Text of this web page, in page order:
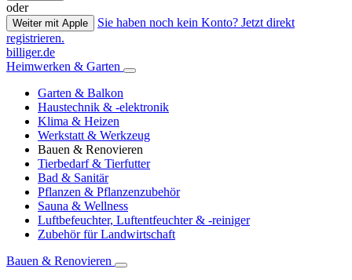
oder
Weiter mit Apple
Sie haben noch kein Konto? Jetzt direkt
registrieren.
billiger.de
Heimwerken & Garten
Garten & Balkon
Haustechnik & -elektronik
Klima & Heizen
Werkstatt & Werkzeug
Bauen & Renovieren
Tierbedarf & Tierfutter
Bad & Sanitär
Pflanzen & Pflanzenzubehör
Sauna & Wellness
Luftbefeuchter, Luftentfeuchter & -reiniger
Zubehör für Landwirtschaft
Bauen & Renovieren